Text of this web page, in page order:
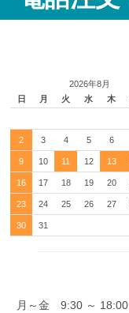
2026年8月
日
月 火 水 木
2 3 4 5 6
9 10 11 12 13
16 17 18 19 20
23 24 25 26 27
30 31
月～金 9:30 ～ 18:00